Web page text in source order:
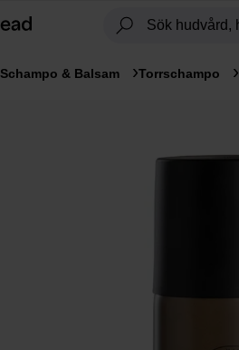
Schampo & Balsam Torrschampo